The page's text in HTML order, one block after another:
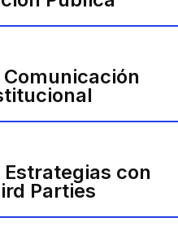
Comunicación
Estrategias con
Parties